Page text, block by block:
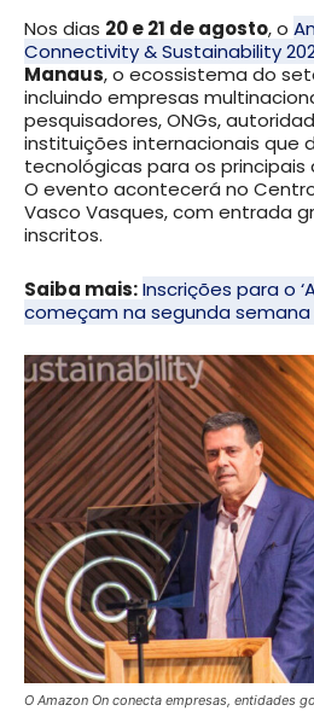
Nos dias 20 e 21 de agosto, o
Connectivity & Sustainability
Manaus, o ecossistema do
incluindo empresas
pesquisadores, ONGs,
instituições internacionais que
tecnológicas para os principais
O evento acontecerá no
Vasco Vasques, com entrada
inscritos.
Saiba mais:​​Inscrições para o
começam na segunda semana
O Amazon On conecta empresas, entidades